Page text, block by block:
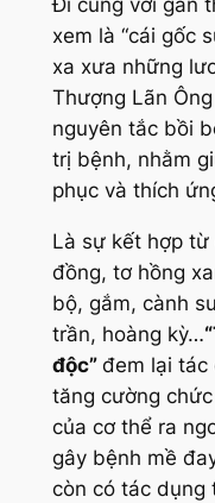
Đi cùng với gan
xem là “cái gốc
xa xưa những
Thượng Lãn
nguyên tắc bồi
trị bệnh, nhằm
phục và thích
Là sự kết hợp
đồng, tơ hồng
bộ, gắm, cành
trần, hoàng kỳ…
độc” đem lại tác
tăng cường
của cơ thể ra
gây bệnh mề
còn có tác dụng